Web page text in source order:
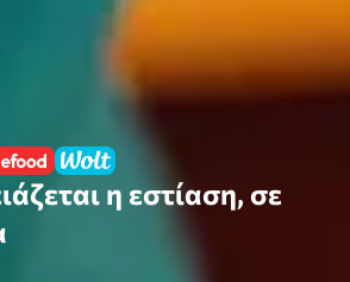
η εστίαση, σε